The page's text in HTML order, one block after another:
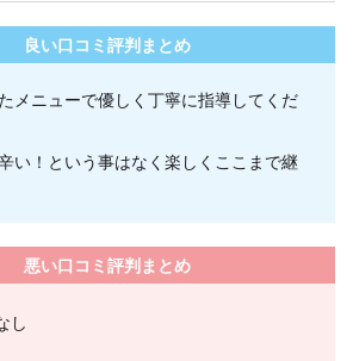
良い口コミ評判まとめ
メニューで優しく丁寧に指導してくだ
い！という事はなく楽しくここまで継
悪い口コミ評判まとめ
し